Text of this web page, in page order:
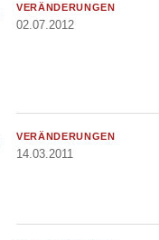
VERÄNDERUNGEN
02.07.2012
VERÄNDERUNGEN
14.03.2011